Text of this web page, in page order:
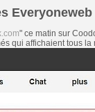
Everyoneweb
" ce matin sur
qui affichaient tous la